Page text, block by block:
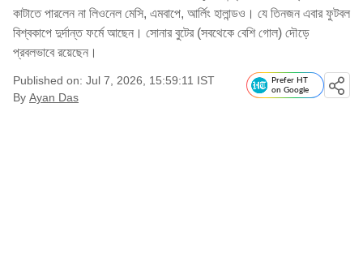
কাটাতে পারলেন না লিওনেল মেসি, এমবাপে, আর্লিং হালান্ডও। যে তিনজন এবার ফুটবল
বিশ্বকাপে দুর্দান্ত ফর্মে আছেন। সোনার বুটের (সবথেকে বেশি গোল) দৌড়ে
প্রবলভাবে রয়েছেন।
Published on: Jul 7, 2026, 15:59:11 IST
By Ayan Das
Prefer HT
on Google